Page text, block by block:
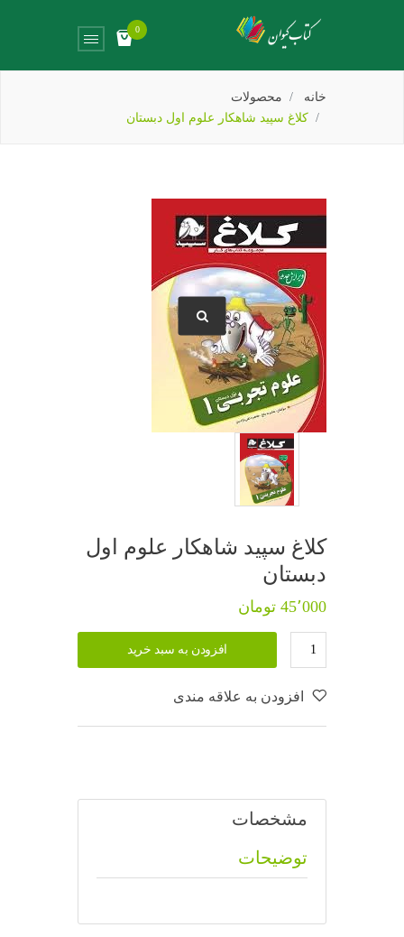
0
خانه
محصولات
کلاغ سپید شاهکار علوم اول دبستان
کلاغ سپید شاهکار علوم اول
دبستان
45٬000 تومان
افزودن به سبد خرید
افزودن به علاقه مندی
مشخصات
توضیحات